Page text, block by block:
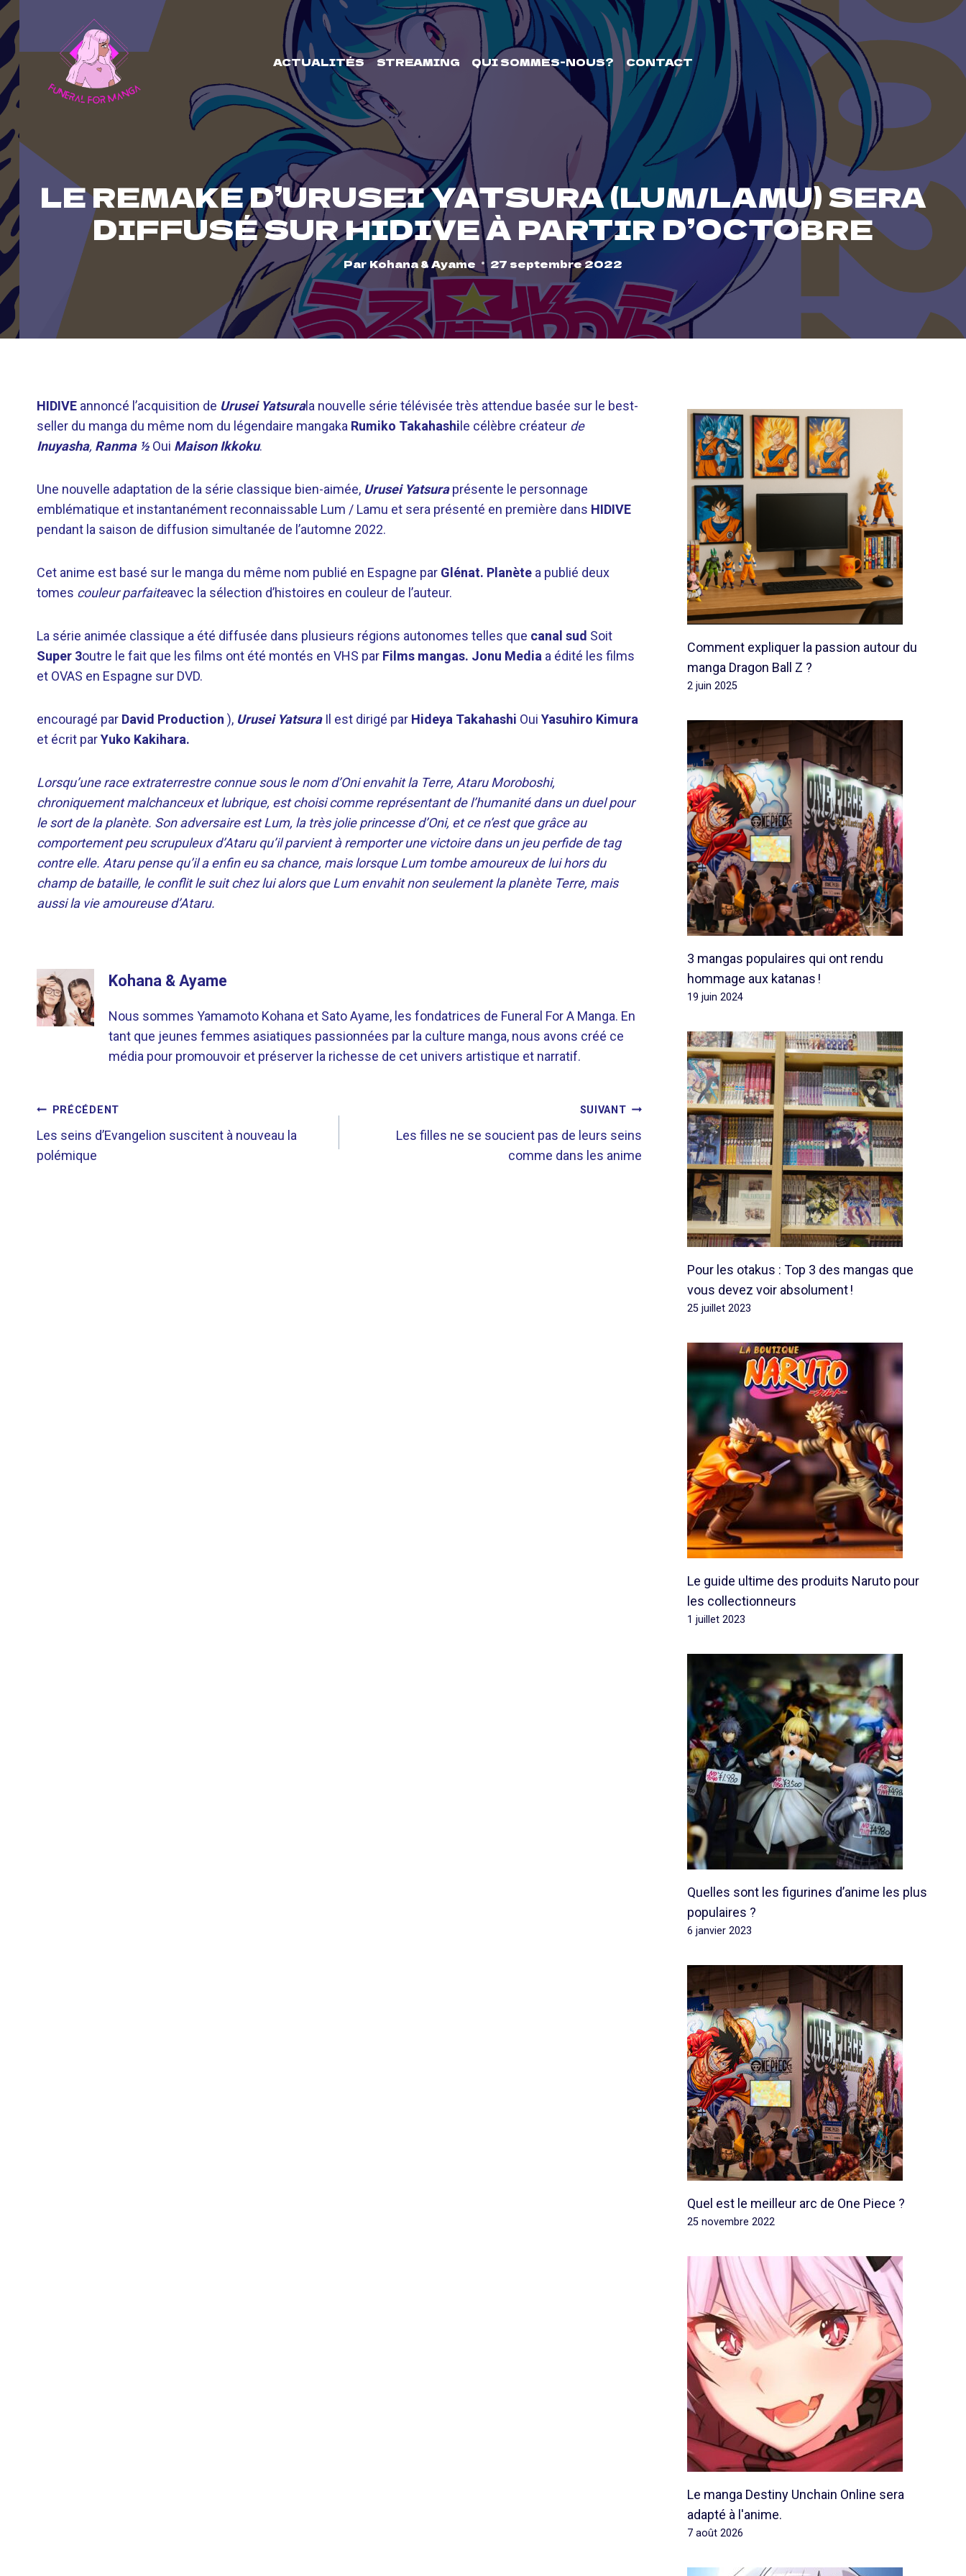
Skip
to
content
ACTUALITÉS STREAMING QUI SOMMES-NOUS? CONTACT
LE REMAKE D’URUSEI YATSURA (LUM/LAMU) SERA
DIFFUSÉ SUR HIDIVE À PARTIR D’OCTOBRE
ParKohana & Ayame 27 septembre 2022
HIDIVE annoncé l’acquisition de Urusei Yatsurala nouvelle série télévisée très attendue basée sur le best-
seller du manga du même nom du légendaire mangaka Rumiko Takahashi le célèbre créateur de
Inuyasha, Ranma ½ Oui Maison Ikkoku.
Une nouvelle adaptation de la série classique bien-aimée, Urusei Yatsuraprésente le personnage
emblématique et instantanément reconnaissable Lum / Lamu et sera présenté en première dans HIDIVE
pendant la saison de diffusion simultanée de l’automne 2022.
Cet anime est basé sur le manga du même nom publié en Espagne par Glénat. Planète a publié deux
tomes couleur parfaiteavec la sélection d’histoires en couleur de l’auteur.
La série animée classique a été diffusée dans plusieurs régions autonomes telles que canal sud Soit
Super 3outre le fait que les films ont été montés en VHS par Films mangas. Jonu Media a édité les films
et OVAS en Espagne sur DVD.
encouragé par David Production ), Urusei Yatsura Il est dirigé par Hideya Takahashi Oui Yasuhiro Kimura
et écrit parYuko Kakihara.
Lorsqu’une race extraterrestre connue sous le nom d’Oni envahit la Terre, Ataru Moroboshi,
chroniquement malchanceux et lubrique, est choisi comme représentant de l’humanité dans un duel pour
le sort de la planète. Son adversaire est Lum, la très jolie princesse d’Oni, et ce n’est que grâce au
comportement peu scrupuleux d’Ataru qu’il parvient à remporter une victoire dans un jeu perfide de tag
contre elle. Ataru pense qu’il a enfin eu sa chance, mais lorsque Lum tombe amoureux de lui hors du
champ de bataille, le conflit le suit chez lui alors que Lum envahit non seulement la planète Terre, mais
aussi la vie amoureuse d’Ataru.
Kohana & Ayame
Nous sommes Yamamoto Kohana et Sato Ayame, les fondatrices de Funeral For A Manga. En
tant que jeunes femmes asiatiques passionnées par la culture manga, nous avons créé ce
média pour promouvoir et préserver la richesse de cet univers artistique et narratif.
NAVIGATION
DE
PRÉCÉDENT
Les seins d’Evangelion suscitent à nouveau la
polémique
SUIVANT
Les filles ne se soucient pas de leurs seins
comme dans les anime
Comment expliquer la passion autour du
manga Dragon Ball Z ?
2 juin 2025
3 mangas populaires qui ont rendu
hommage aux katanas !
19 juin 2024
Pour les otakus : Top 3 des mangas que
vous devez voir absolument !
25 juillet 2023
Le guide ultime des produits Naruto pour
les collectionneurs
1 juillet 2023
Quelles sont les figurines d’anime les plus
populaires ?
6 janvier 2023
Quel est le meilleur arc de One Piece ?
25 novembre 2022
Le manga Destiny Unchain Online sera
adapté à l'anime.
7 août 2026